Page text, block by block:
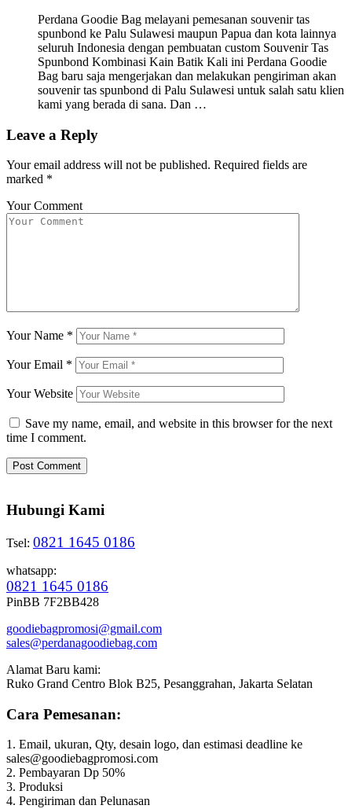
Perdana Goodie Bag melayani pemesanan souvenir tas
spunbond ke Palu Sulawesi maupun Papua dan kota lainnya
seluruh Indonesia dengan pembuatan custom Souvenir Tas
Spunbond Kombinasi Kain Batik Kali ini Perdana Goodie
Bag baru saja mengerjakan dan melakukan pengiriman akan
souvenir tas spunbond di Palu Sulawesi untuk salah satu klien
kami yang berada di sana. Dan …
Leave a Reply
Your email address will not be published. Required fields are
marked *
Your Comment
Your Name *
Your Email *
Your Website
Save my name, email, and website in this browser for the next
time I comment.
Hubungi Kami
Tsel: 0821 1645 0186
whatsapp:
0821 1645 0186
PinBB 7F2BB428
goodiebagpromosi@gmail.com
sales@perdanagoodiebag.com
Alamat Baru kami:
Ruko Grand Centro Blok B25, Pesanggrahan, Jakarta Selatan
Cara Pemesanan:
1. Email, ukuran, Qty, desain logo, dan estimasi deadline ke
sales@goodiebagpromosi.com
2. Pembayaran Dp 50%
3. Produksi
4. Pengiriman dan Pelunasan